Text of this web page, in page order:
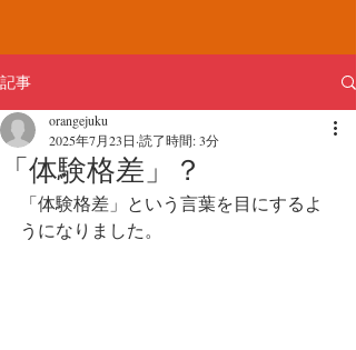
記事
「体験格差」？
orangejuku
2025年7月23日 読了時間: 3分
「体験格差」という言葉を目にするよ
うになりました。